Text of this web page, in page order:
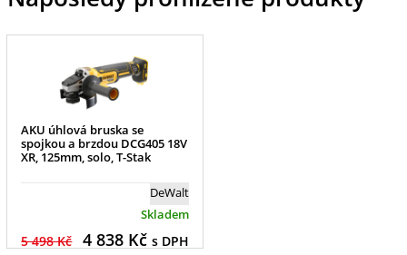
AKU úhlová bruska se
spojkou a brzdou DCG405 18V
XR, 125mm, solo, T-Stak
DeWalt
Skladem
5 498 Kč 4 838Kč s DPH